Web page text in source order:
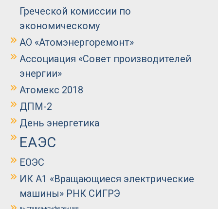
Греческой комиссии по
экономическому
АО «Атомэнергоремонт»
Ассоциация «Совет производителей
энергии»
Атомекс 2018
ДПМ-2
День энергетика
ЕАЭС
ЕОЭС
ИК А1 «Вращающиеся электрические
машины» РНК СИГРЭ